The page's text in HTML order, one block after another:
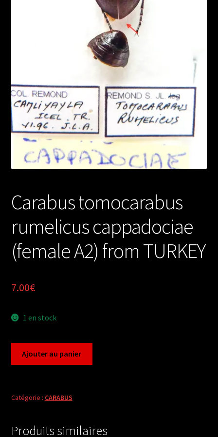
Carabus tomocarabus
rumelicus cappadociae
(female A2) from TURKEY
7.00€
1 en stock
rumelicus
A2)
Ajouter au panier
Catégorie : CARABUS
Produits similaires